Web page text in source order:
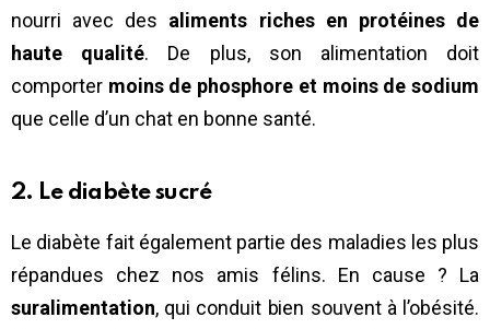
nourri avec des aliments riches en protéines de
haute qualité. De plus, son alimentation doit
comporter moins de phosphore et moins de sodium
que celle d’un chat en bonne santé.
2. Le diabète sucré
Le diabète fait également partie des maladies les plus
répandues chez nos amis félins. En cause ? La
suralimentation, qui conduit bien souvent à l’obésité.